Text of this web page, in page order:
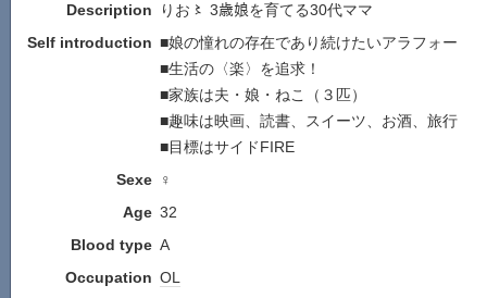
Description
りお〻 3歳娘を育てる30代ママ
Self introduction ■娘の憧れの存在であり続けたいアラフォー
■生活の〈楽〉を追求！
■家族は夫・娘・ねこ（３匹）
■趣味は映画、読書、スイーツ、お酒、旅行
■目標はサイドFIRE
Sexe
♀
Age 32
Blood type A
Occupation OL